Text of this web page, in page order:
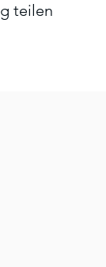
teilen